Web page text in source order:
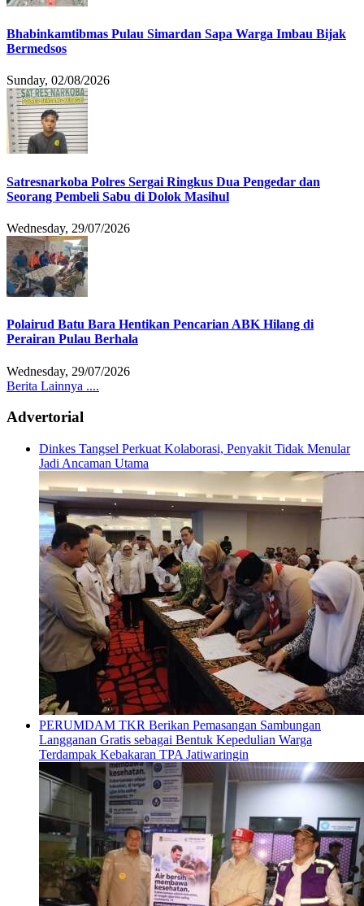
Bhabinkamtibmas Pulau Simardan Sapa Warga Imbau Bijak
Bermedsos
Sunday, 02/08/2026
Satresnarkoba Polres Sergai Ringkus Dua Pengedar dan
Seorang Pembeli Sabu di Dolok Masihul
Wednesday, 29/07/2026
Polairud Batu Bara Hentikan Pencarian ABK Hilang di
Perairan Pulau Berhala
Wednesday, 29/07/2026
Berita Lainnya ....
Advertorial
Dinkes Tangsel Perkuat Kolaborasi, Penyakit Tidak Menular
Jadi Ancaman Utama
PERUMDAM TKR Berikan Pemasangan Sambungan
Langganan Gratis sebagai Bentuk Kepedulian Warga
Terdampak Kebakaran TPA Jatiwaringin